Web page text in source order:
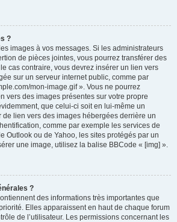
?
images à vos messages. Si les administrateurs
de pièces jointes, vous pourrez transférer des
cas contraire, vous devrez insérer un lien vers
sur un serveur internet public, comme par
mon-image.gif ». Vous ne pourrez
vers des images présentes sur votre propre
que celui-ci soit en lui-même un
de lien vers des images hébergées derrière un
comme par exemple les services de
Outlook ou de Yahoo, les sites protégés par un
une image, utilisez la balise BBCode « [img] ».
?
des informations très importantes que
Elles apparaissent en haut de chaque forum
de l’utilisateur. Les permissions concernant les